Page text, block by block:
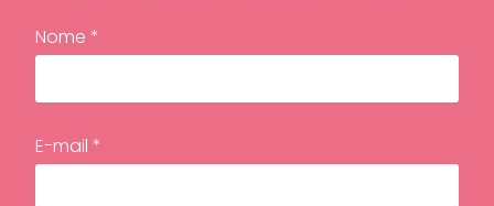
Nome *
E-mail *